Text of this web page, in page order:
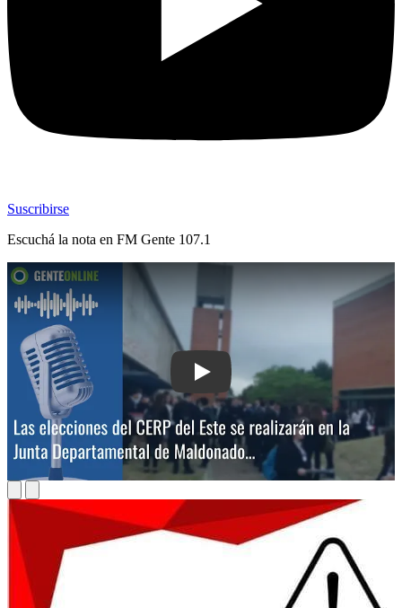
Suscribirse
Escuchá la nota en FM Gente 107.1
Play: Las elecciones del CERP del